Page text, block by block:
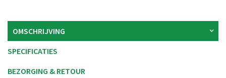
OMSCHRIJVING
SPECIFICATIES
BEZORGING & RETOUR